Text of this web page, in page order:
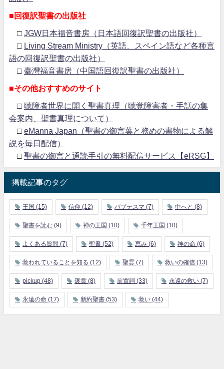
■回復訳聖書の出版社
□ JGW日本福音書房（日本語回復訳聖書の出版社）
□
Living Stream Ministry（英語、スペイン語など各種言
語の回復訳聖書の出版社）
□ 臺灣福音書房（中国語回復訳聖書の出版社）
■その他おすすめのサイト
□ 聴障者世界に開く聖書真理（聴覚障害者・手話の集
会案内、聖書真理について）
□ eManna Japan（聖書の御言葉と務めの書物による解
説を毎日配信）
□ 聖書の御言と通読手引の無料配信サービス【eRSG】
掲載記事のタグ
王国 (15) 信仰 (12) バプテスマ (7) 中へと (8)
聖書を読む (9) 神の王国 (10) 千年王国 (10)
よくある質問 (7) 聖書 (52) 恵み (6) 神の命 (6)
救われていることを知る (12) 聖霊 (7) 救いの確信 (13)
pickup (48) 褒賞 (8) 前置詞 (33) 永遠の救い (7)
永遠の命 (17) 新約聖書 (53) 救い (44)